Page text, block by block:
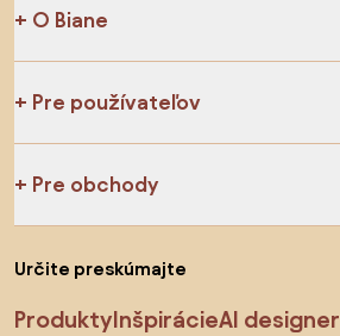
O Biane
Pre používateľov
Pre obchody
Určite preskúmajte
ProduktyInšpirácieAI designer